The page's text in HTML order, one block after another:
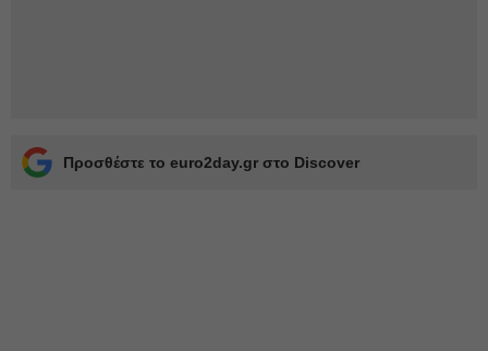
Προσθέστε το euro2day.gr στο Discover